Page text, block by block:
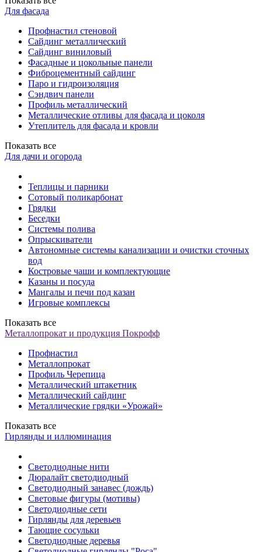
Для фасада
Профнастил стеновой
Сайдинг металлический
Сайдинг виниловый
Фасадные и цокольные панели
Фиброцементный сайдинг
Паро и гидроизоляция
Сэндвич панели
Профиль металлический
Металлические отливы для фасада и цоколя
Утеплитель для фасада и кровли
Показать все
Для дачи и огорода
Теплицы и парники
Сотовый поликарбонат
Грядки
Беседки
Системы полива
Опрыскиватели
Автономные системы канализации и очистки сточных
вод
Костровые чаши и комплектующие
Казаны и посуда
Мангалы и печи под казан
Игровые комплексы
Показать все
Металлопрокат и продукция Покрофф
Профнастил
Металлопрокат
Профиль Черепица
Металлический штакетник
Металлический сайдинг
Металлические грядки «Урожай»
Показать все
Гирлянды и иллюминация
Светодиодные нити
Дюралайт светодиодный
Светодиодный занавес (дождь)
Световые фигуры (мотивы)
Светодиодные сети
Гирлянды для деревьев
Тающие сосульки
Светодиодные деревья